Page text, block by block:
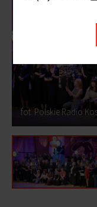
fot. Polskie Radio